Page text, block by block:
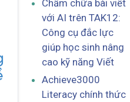
Chấm chữa bài viết
với AI trên TAK12:
Công cụ đắc lực
giúp học sinh nâng
cao kỹ năng Viết
Achieve3000
Literacy chính thức